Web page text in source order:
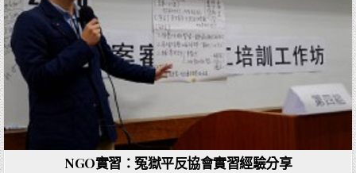
NGO實習：冤獄平反協會實習經驗分享